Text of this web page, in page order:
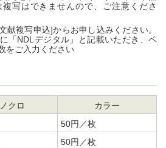
写はできませんので、ご注意くださ
献複写申込]からお申し込みください。
「NDLデジタル」と記載いただき、ペ
をご入力ください
クロ
カラー
50円／枚
50円／枚